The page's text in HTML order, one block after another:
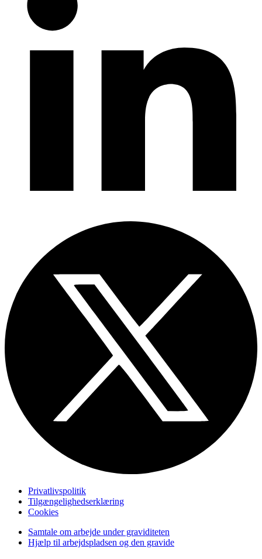
Privatlivspolitik
Tilgængelighedserklæring
Cookies
Samtale om arbejde under graviditeten
Hjælp til arbejdspladsen og den gravide